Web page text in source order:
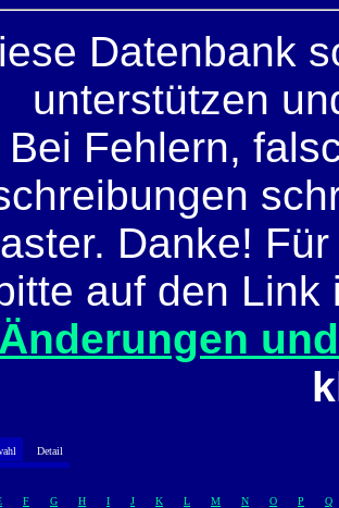
Datenbank
unterstützen
Bei Fehlern,
Danke!
auf den Link
Änderungen
Detail
F G H I J K L M N O P Q